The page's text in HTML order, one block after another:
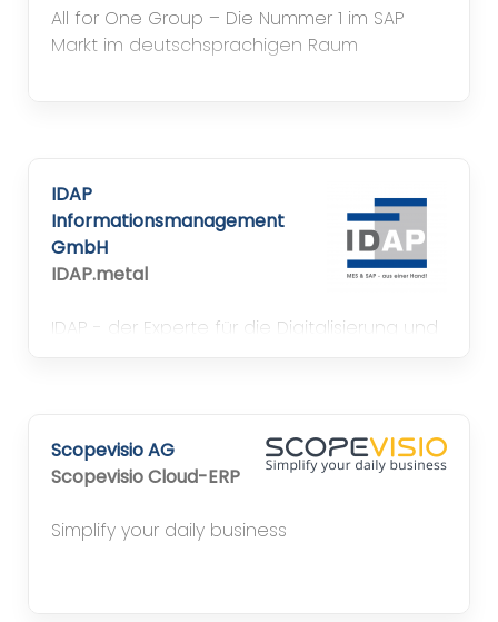
All for One Group – Die Nummer 1 im SAP
Markt im deutschsprachigen Raum
IDAP
Informationsmanagement
GmbH
IDAP.metal
IDAP - der Experte für die Digitalisierung und
Scopevisio AG
Scopevisio Cloud-ERP
Simplify your daily business